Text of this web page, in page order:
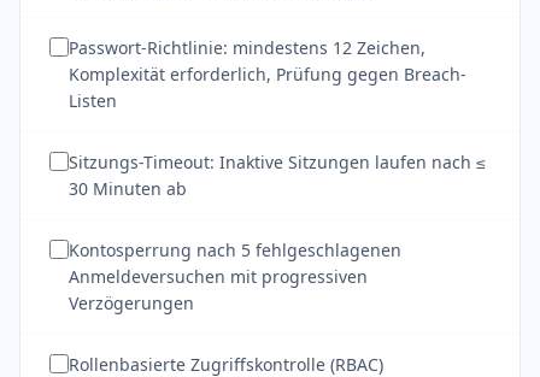
Passwort-Richtlinie: mindestens 12 Zeichen,
Komplexität erforderlich, Prüfung gegen Breach-
Listen
Sitzungs-Timeout: Inaktive Sitzungen laufen nach ≤
30 Minuten ab
Kontosperrung nach 5 fehlgeschlagenen
Anmeldeversuchen mit progressiven
Verzögerungen
Rollenbasierte Zugriffskontrolle (RBAC)